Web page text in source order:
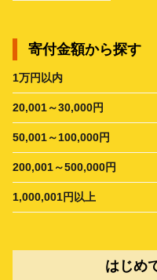
寄付金額から探す
1万円以内
20,001～30,000円
50,001～100,000円
200,001～500,000円
1,000,001円以上
はじめ